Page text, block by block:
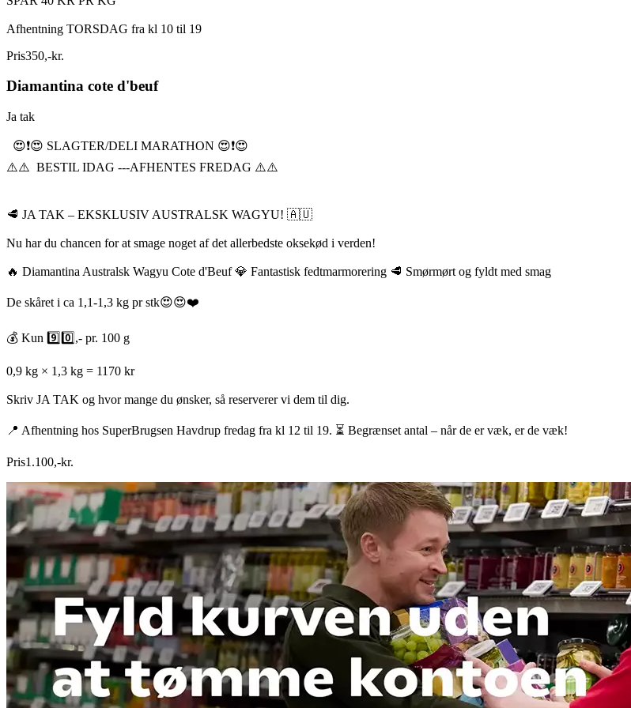
Afhentning TORSDAG fra kl 10 til 19
Pris350,-kr.
Diamantina cote d'beuf
Ja tak
😍❗️😍 SLAGTER/DELI MARATHON 😍❗️😍
⚠️⚠️ BESTIL IDAG ---AFHENTES FREDAG ⚠️⚠️
🥩 JA TAK – EKSKLUSIV AUSTRALSK WAGYU! 🇦🇺
Nu har du chancen for at smage noget af det allerbedste oksekød i verden!
🔥 Diamantina Australsk Wagyu Cote d'Beuf 💎 Fantastisk fedtmarmorering 🥩 Smørmørt og fyldt med smag
De skåret i ca 1,1-1,3 kg pr stk😍😍❤️
💰 Kun 9️⃣0️⃣,- pr. 100 g
0,9 kg × 1,3 kg = 1170 kr
Skriv JA TAK og hvor mange du ønsker, så reserverer vi dem til dig.
📍 Afhentning hos SuperBrugsen Havdrup fredag fra kl 12 til 19. ⏳ Begrænset antal – når de er væk, er de væk!
Pris1.100,-kr.